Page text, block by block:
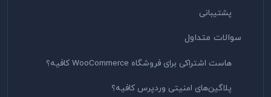
پشتیبانی
سوالات متداول
هاست اشتراکی برای فروشگاه WooCommerce کافیه؟
پلاگین‌های امنیتی وردپرس کافیه؟